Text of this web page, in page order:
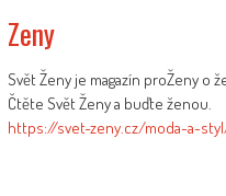
Zeny
Svět Ženy je magazín proŽeny o
Čtěte Svět Ženy a buďte ženou.
https://svet-zeny.cz/moda-a-